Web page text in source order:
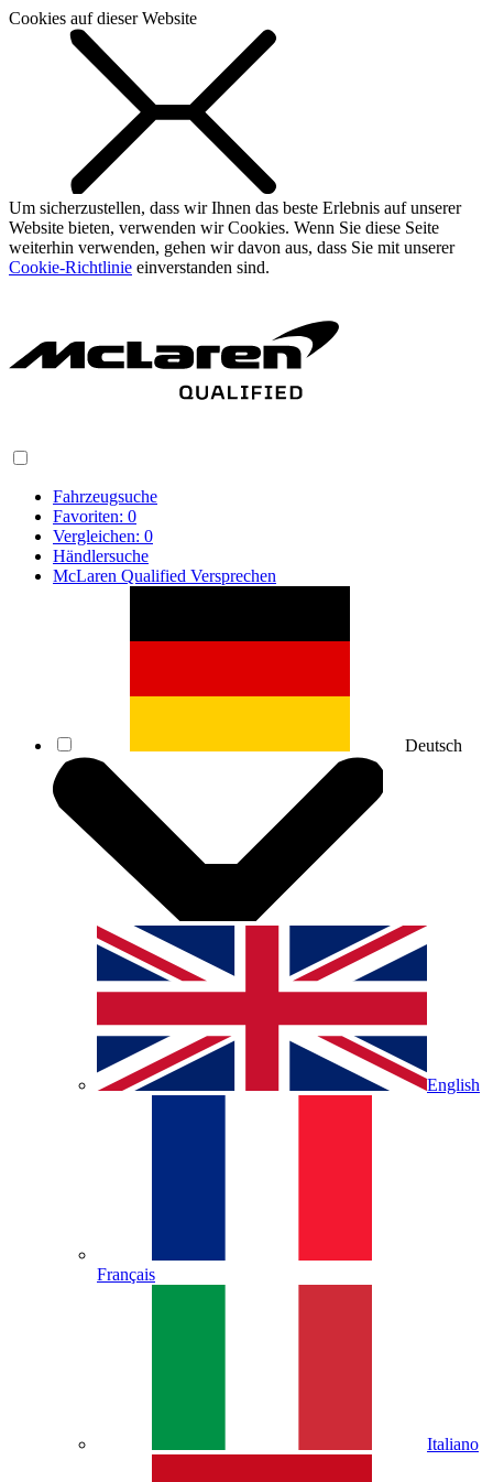
Cookies auf dieser Website
Um sicherzustellen, dass wir Ihnen das beste Erlebnis auf unserer
Website bieten, verwenden wir Cookies. Wenn Sie diese Seite
weiterhin verwenden, gehen wir davon aus, dass Sie mit unserer
Cookie-Richtlinie einverstanden sind.
Fahrzeugsuche
Favoriten: 0
Vergleichen: 0
Händlersuche
McLaren Qualified Versprechen
Deutsch
English
Français
Italiano